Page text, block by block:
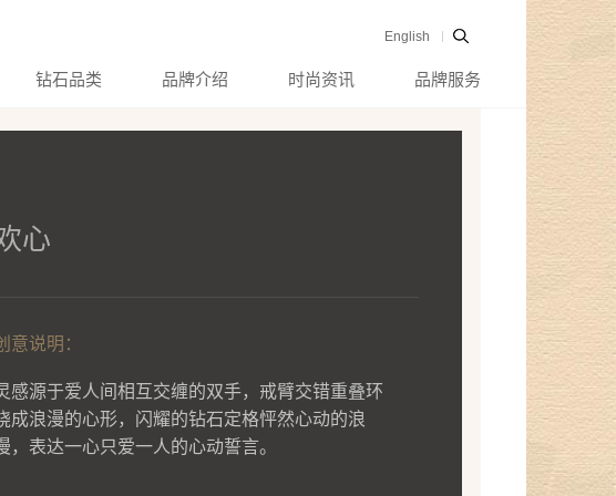
English
钻石品类 品牌介绍 时尚资讯 品牌服务
心
意说明：
感源于爱人间相互交缠的双手，戒臂交错重叠环
成浪漫的心形，闪耀的钻石定格怦然心动的浪
，表达一心只爱一人的心动誓言。